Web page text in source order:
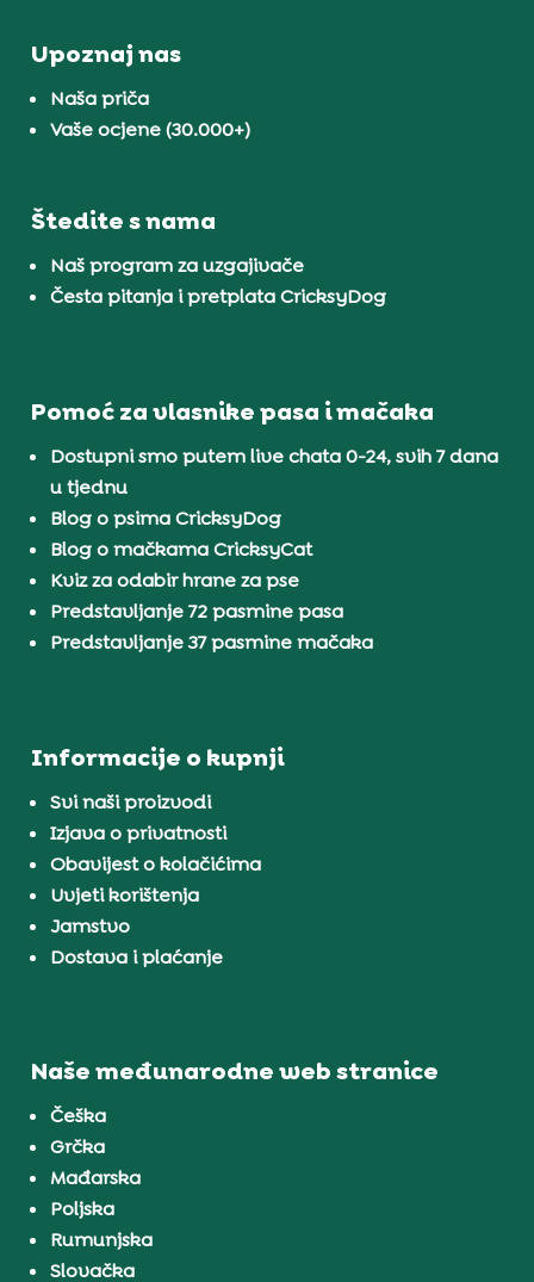
Upoznaj nas
Naša priča
Vaše ocjene (30.000+)
Štedite s nama
Naš program za uzgajivače
Česta pitanja i pretplata CricksyDog
Pomoć za vlasnike pasa i mačaka
Dostupni smo putem live chata 0-24, svih 7 dana
u tjednu
Blog o psima CricksyDog
Blog o mačkama CricksyCat
Kviz za odabir hrane za pse
Predstavljanje 72 pasmine pasa
Predstavljanje 37 pasmine mačaka
Informacije o kupnji
Svi naši proizvodi
Izjava o privatnosti
Obavijest o kolačićima
Uvjeti korištenja
Jamstvo
Dostava i plaćanje
Naše međunarodne web stranice
Češka
Grčka
Mađarska
Poljska
Rumunjska
Slovačka